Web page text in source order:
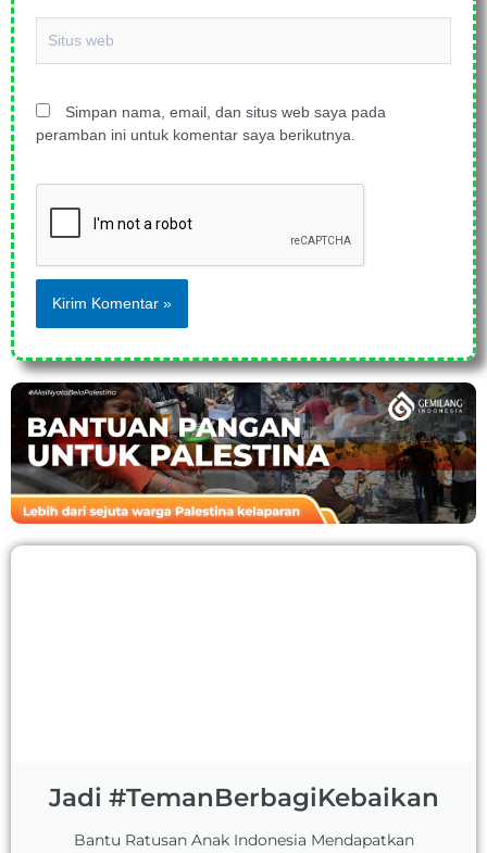
web
Simpan nama, email, dan situs web saya pada
peramban ini untuk komentar saya berikutnya.
Jadi #TemanBerbagiKebaikan
Bantu Ratusan Anak Indonesia Mendapatkan